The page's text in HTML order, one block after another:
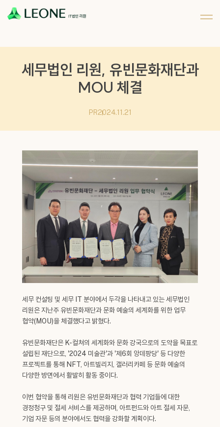
CI 소개
파트너십
리원 이야기
지원하기
세무법인 리원, 유빈문화재단과
MOU 체결
PR2024.11.21
세무 컨설팅 및 세무 IT 분야에서 두각을 나타내고 있는 세무법인
리원은 지난주 유빈문화재단과 문화 예술의 세계화를 위한 업무
협약(MOU)을 체결했다고 밝혔다.
유빈문화재단은 K-컬쳐의 세계화와 문화 강국으로의 도약을 목표로
설립된 재단으로, '2024 미술관'과 '제6회 앙데팡당' 등 다양한
프로젝트를 통해 NFT, 아트빌리지, 갤러리카페 등 문화 예술의
다양한 방면에서 활발히 활동 중이다.
이번 협약을 통해 리원은 유빈문화재단과 협력 기업들에 대한
경정청구 및 절세 서비스를 제공하며, 아트펀드와 아트 절세 자문,
기업 자문 등의 분야에서도 협력을 강화할 계획이다.